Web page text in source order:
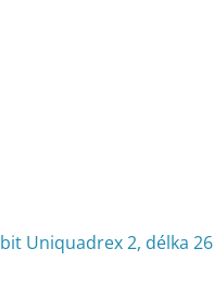
bit Uniquadrex 2, délka